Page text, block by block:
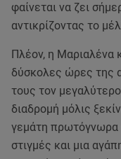
φαίνεται να ζει
αντικρίζοντας το
Πλέον, η Μαριαλένα
δύσκολες ώρες της
τους τον
διαδρομή μόλις
γεμάτη πρωτόγνωρα
στιγμές και μια